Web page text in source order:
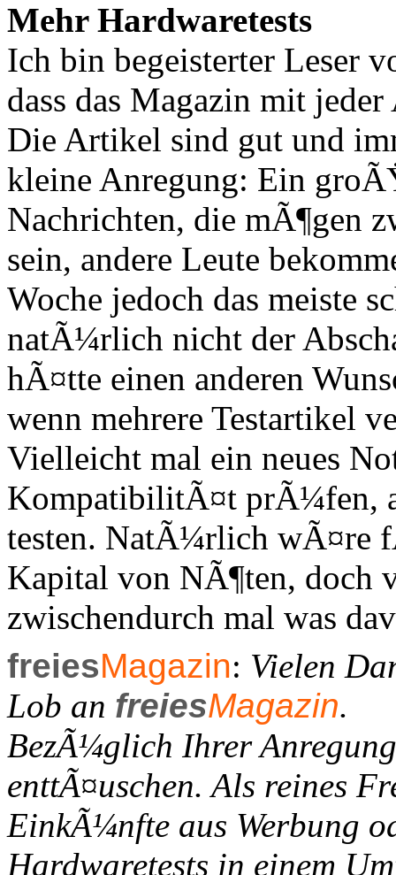
Mehr Hardwaretests
Ich bin begeisterter Leser
dass das Magazin mit
Die Artikel sind gut und
kleine Anregung: Ein
Nachrichten, die mÃ¶gen
sein, andere Leute
Woche jedoch das meiste
natÃ¼rlich nicht der
hÃ¤tte einen anderen
wenn mehrere Testartikel
Vielleicht mal ein neues
KompatibilitÃ¤t prÃ¼fen,
testen. NatÃ¼rlich wÃ¤re
Kapital von NÃ¶ten, doch
zwischendurch mal was
freiesMagazin: Vielen
Lob an freiesMagazin.
BezÃ¼glich Ihrer
enttÃ¤uschen. Als reines
EinkÃ¼nfte aus Werbung
Hardwaretests in einem